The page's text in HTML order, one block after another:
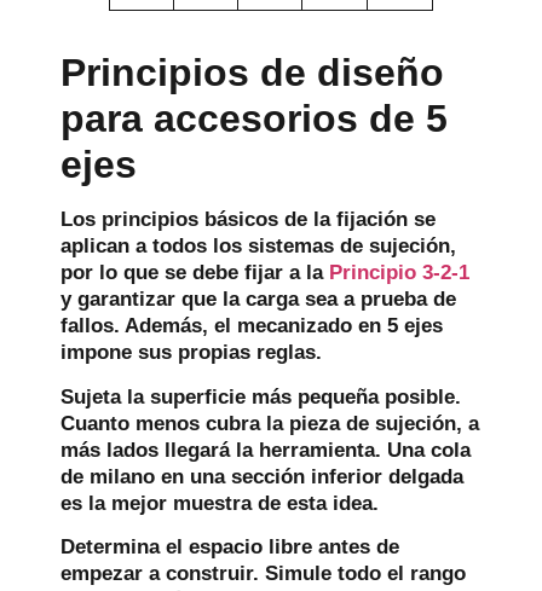
Principios de diseño
para accesorios de 5
ejes
Los principios básicos de la fijación se
aplican a todos los sistemas de sujeción,
por lo que se debe fijar a laPrincipio 3-2-1
y garantizar que la carga sea a prueba de
fallos. Además, el mecanizado en 5 ejes
impone sus propias reglas.
Sujeta la superficie más pequeña posible.
Cuanto menos cubra la pieza de sujeción, a
más lados llegará la herramienta. Una cola
de milano en una sección inferior delgada
es la mejor muestra de esta idea.
Determina el espacio libre antes de
empezar a construir. Simule todo el rango